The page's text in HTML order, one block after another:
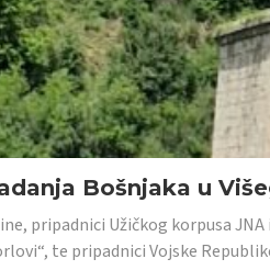
Bošnjaka u
pripadnici Užičkog korpusa
te pripadnici Vojske